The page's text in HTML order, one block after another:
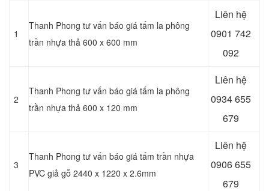
1
Thanh Phong tư vấn báo giá tấm la phông
trần nhựa thả 600 x 600 mm
Liên hệ
0901 742
092
2
Thanh Phong tư vấn báo giá tấm la phông
trần nhựa thả 600 x 120 mm
Liên hệ
0934 655
679
3
Thanh Phong tư vấn báo giá tấm trần nhựa
PVC giả gỗ 2440 x 1220 x 2.6mm
Liên hệ
0906 655
679